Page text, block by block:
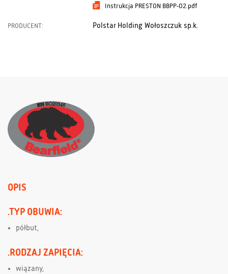
Instrukcja PRESTON BBPP-O2.pdf
PRODUCENT: Polstar Holding Wołoszczuk sp.k.
OPIS
.TYP OBUWIA:
półbut,
.RODZAJ ZAPIĘCIA:
wiązany,